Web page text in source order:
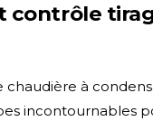
contrôle
chaudière à
incontournables